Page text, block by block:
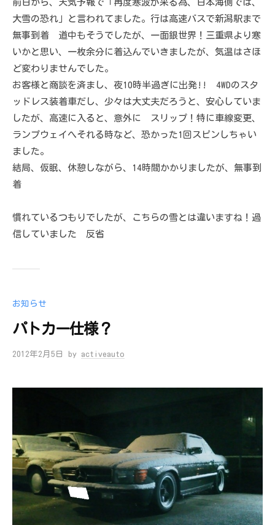
前日から、天気予報で「再度寒波が来る為、日本海側では、
大雪の恐れ」と言われてました。行は高速バスで新潟駅まで
無事到着 道中もそうでしたが、一面銀世界！三重県より寒
いかと思い、一枚余分に着込んでいきましたが、気温はさほ
ど変わりませんでした。
お客様と商談を済まし、夜10時半過ぎに出発!! 4WDのスタ
ッドレス装着車だし、少々は大丈夫だろうと、安心していま
したが、高速に入ると、意外に スリップ！特に車線変更、
ランプウェイへそれる時など、恐かった1回スピンしちゃい
ました。
結局、仮眠、休憩しながら、14時間かかりましたが、無事到
着
慣れているつもりでしたが、こちらの雪とは違いますね！過
信していました 反省
お知らせ
パトカー仕様？
2012年2月5日 by activeauto